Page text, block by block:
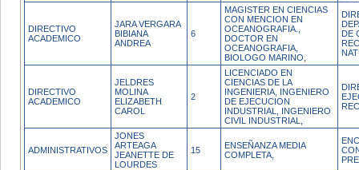
DIRECTIVO
ACADEMICO
JARA VERGARA
BIBIANA
ANDREA
6
MAGISTER EN CIENCIAS
CON MENCION EN
OCEANOGRAFIA.,
DOCTOR EN
OCEANOGRAFIA,
BIOLOGO MARINO,
DE
DIRECTIVO
ACADEMICO
JELDRES
MOLINA
ELIZABETH
CAROL
2
LICENCIADO EN
CIENCIAS DE LA
INGENIERIA, INGENIERO
DE EJECUCION
INDUSTRIAL, INGENIERO
CIVIL INDUSTRIAL,
ADMINISTRATIVOS
JONES
ARTEAGA
JEANETTE DE
LOURDES
15
ENSEÑANZA MEDIA
COMPLETA,